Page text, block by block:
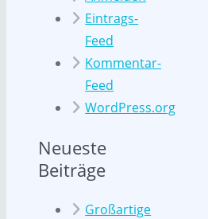
Eintrags-
Feed
Kommentar-
Feed
WordPress.org
Neueste
Beiträge
Großartige